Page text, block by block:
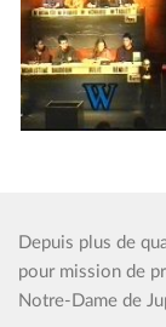
Depuis plus de
pour mission de
Notre-Dame de